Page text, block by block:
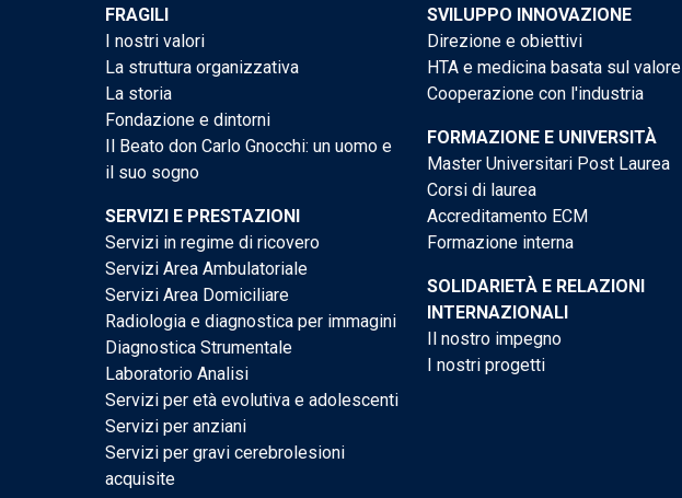
FRAGILI
I nostri valori
La struttura organizzativa
La storia
Fondazione e dintorni
Il Beato don Carlo Gnocchi: un uomo e
il suo sogno
SERVIZI E PRESTAZIONI
Servizi in regime di ricovero
Servizi Area Ambulatoriale
Servizi Area Domiciliare
Radiologia e diagnostica per immagini
Diagnostica Strumentale
Laboratorio Analisi
Servizi per età evolutiva e adolescenti
Servizi per anziani
Servizi per gravi cerebrolesioni
acquisite
SVILUPPO INNOVAZIONE
Direzione e obiettivi
HTA e medicina basata sul valore
Cooperazione con l'industria
FORMAZIONE E UNIVERSITÀ
Master Universitari Post Laurea
Corsi di laurea
Accreditamento ECM
Formazione interna
SOLIDARIETÀ E RELAZIONI
INTERNAZIONALI
Il nostro impegno
I nostri progetti